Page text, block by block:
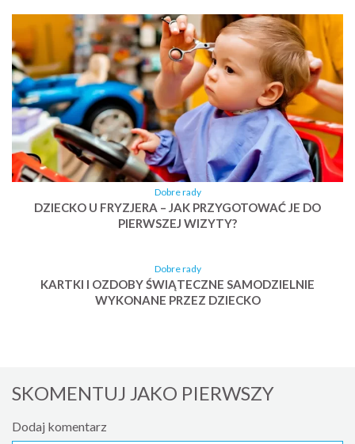
Dobre rady
DZIECKO U FRYZJERA – JAK PRZYGOTOWAĆ JE DO
PIERWSZEJ WIZYTY?
Dobre rady
KARTKI I OZDOBY ŚWIĄTECZNE SAMODZIELNIE
WYKONANE PRZEZ DZIECKO
SKOMENTUJ JAKO PIERWSZY
Dodaj komentarz